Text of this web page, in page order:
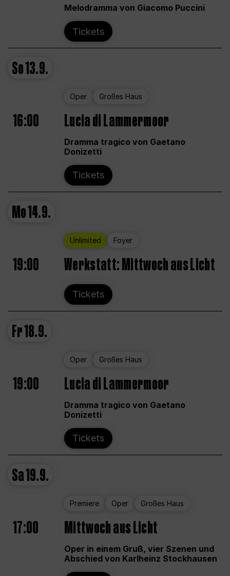
Melodramma von Giacomo Puccini
Tickets
So13.9.
Oper Großes Haus
16:00 Lucia di Lammermoor
Dramma tragico von Gaetano
Donizetti
Tickets
Mo14.9.
Unlimited Foyer
19:00 Werkstatt: Mittwoch aus Licht
Tickets
Fr18.9.
Oper Großes Haus
19:00 Lucia di Lammermoor
Dramma tragico von Gaetano
Donizetti
Tickets
Sa19.9.
Premiere Oper Großes Haus
17:00 Mittwoch aus Licht
Oper in einem Gruß, vier Szenen und
Abschied von Karlheinz Stockhausen